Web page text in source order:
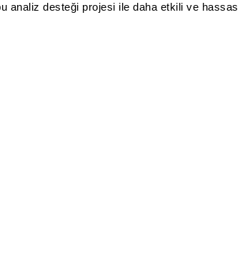
analiz desteği projesi ile daha etkili ve